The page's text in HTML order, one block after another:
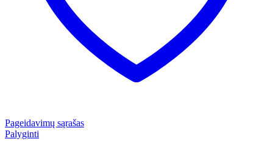
Pageidavimų sąrašas
Palyginti